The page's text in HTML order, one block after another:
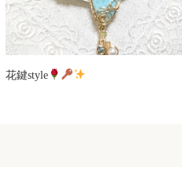
花鍵style